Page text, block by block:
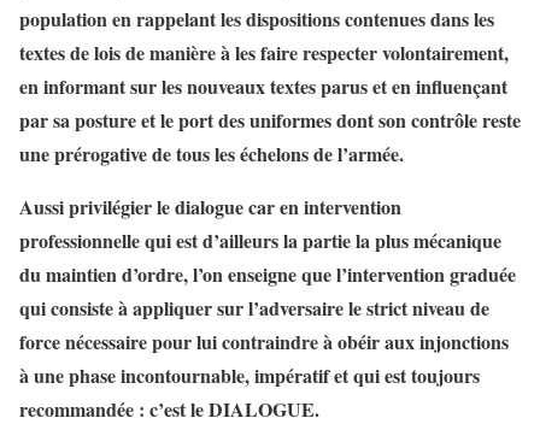
population en rappelant les dispositions contenues dans les
textes de lois de manière à les faire respecter volontairement,
en informant sur les nouveaux textes parus et en influençant
par sa posture et le port des uniformes dont son contrôle reste
une prérogative de tous les échelons de l’armée.
Aussi privilégier le dialogue car en intervention
professionnelle qui est d’ailleurs la partie la plus mécanique
du maintien d’ordre, l’on enseigne que l’intervention graduée
qui consiste à appliquer sur l’adversaire le strict niveau de
force nécessaire pour lui contraindre à obéir aux injonctions
à une phase incontournable, impératif et qui est toujours
recommandée : c’est le DIALOGUE.